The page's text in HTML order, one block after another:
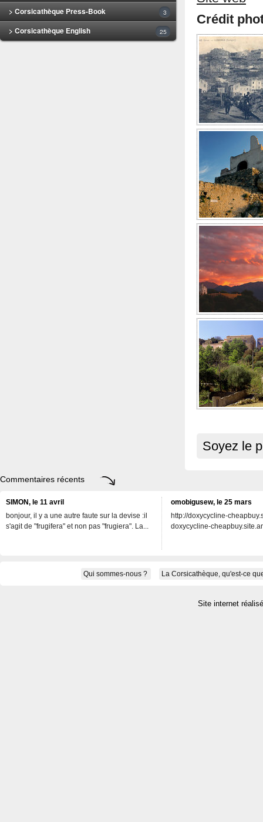
> Corsicathèque Press-Book 3
> Corsicathèque English 25
Crédit
Soyez le
Commentaires récents
SIMON, le 11 avril
bonjour, il y a une autre faute sur la devise :il
s'agit de "frugifera" et non pas "frugiera". La...
omobigusew, le 25 mars
http://doxycycline-
doxycycline-
Qui sommes-nous ? La Corsicathèque, qu'est-ce
Site internet